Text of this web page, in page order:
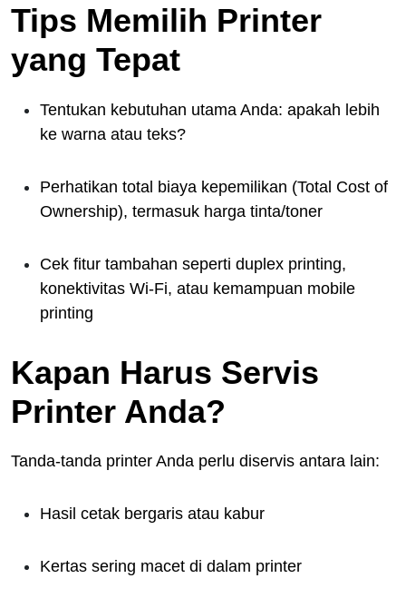
Tips Memilih Printer
yang Tepat
Tentukan kebutuhan utama Anda: apakah lebih
ke warna atau teks?
Perhatikan total biaya kepemilikan (Total Cost of
Ownership), termasuk harga tinta/toner
Cek fitur tambahan seperti duplex printing,
konektivitas Wi-Fi, atau kemampuan mobile
printing
Kapan Harus Servis
Printer Anda?
Tanda-tanda printer Anda perlu diservis antara lain:
Hasil cetak bergaris atau kabur
Kertas sering macet di dalam printer